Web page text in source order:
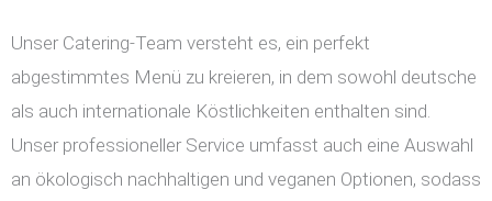
Unser Catering-Team versteht es, ein perfekt
abgestimmtes Menü zu kreieren, in dem sowohl deutsche
als auch internationale Köstlichkeiten enthalten sind.
Unser professioneller Service umfasst auch eine Auswahl
an ökologisch nachhaltigen und veganen Optionen, sodass